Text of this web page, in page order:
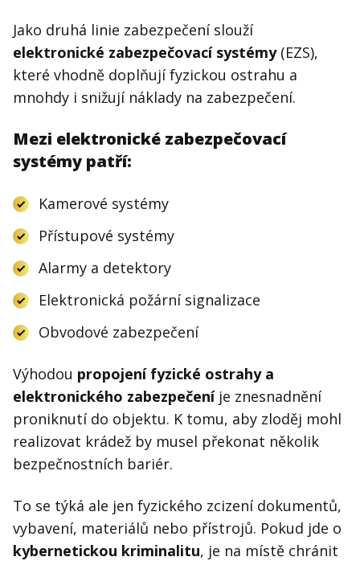
Jako druhá linie zabezpečení slouží
elektronické zabezpečovací systémy(EZS),
které vhodně doplňují fyzickou ostrahu a
mnohdy i snižují náklady na zabezpečení.
Mezi elektronické zabezpečovací
systémy patří:
Kamerové systémy
Přístupové systémy
Alarmy a detektory
Elektronická požární signalizace
Obvodové zabezpečení
Výhodou propojení fyzické ostrahy a
elektronického zabezpečeníje znesnadnění
proniknutí do objektu. K tomu, aby zloděj mohl
realizovat krádež by musel překonat několik
bezpečnostních bariér.
To se týká ale jen fyzického zcizení dokumentů,
vybavení, materiálů nebo přístrojů. Pokud jde o
kybernetickou kriminalitu, je na místě chránit